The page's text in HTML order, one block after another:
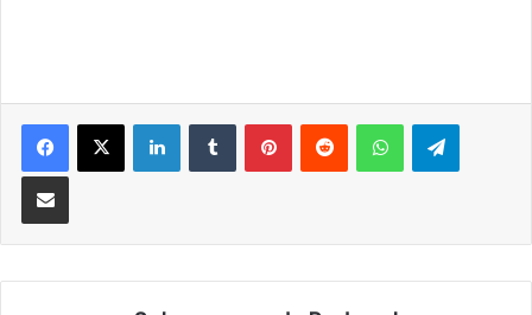
LinkedInTumblrPinterestReddit WhatsApp
Partilhar Via Email